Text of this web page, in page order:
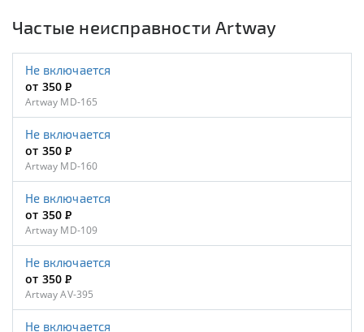
Частые неисправности Artway
Не включается
от 350Р
Artway MD-165
Не включается
от 350Р
Artway MD-160
Не включается
от 350Р
Artway MD-109
Не включается
от 350Р
Artway AV-395
Не включается